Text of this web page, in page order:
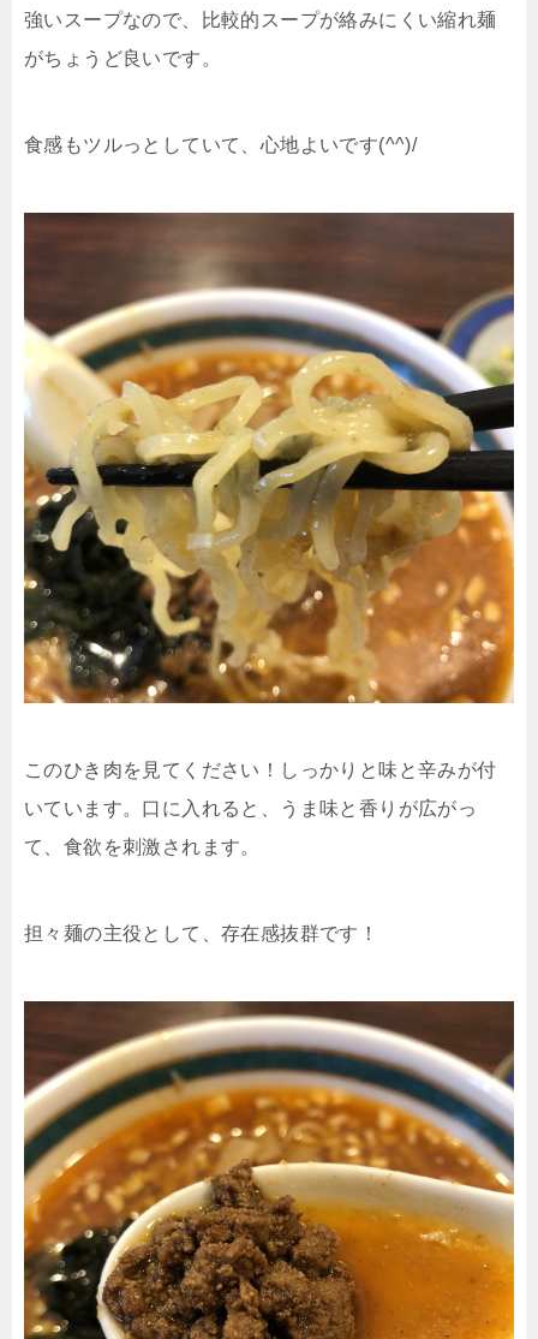
強いスープなので、比較的スープが絡みにくい縮れ麺
がちょうど良いです。
食感もツルっとしていて、心地よいです(^^)/
このひき肉を見てください！しっかりと味と辛みが付
いています。口に入れると、うま味と香りが広がっ
て、食欲を刺激されます。
担々麺の主役として、存在感抜群です！